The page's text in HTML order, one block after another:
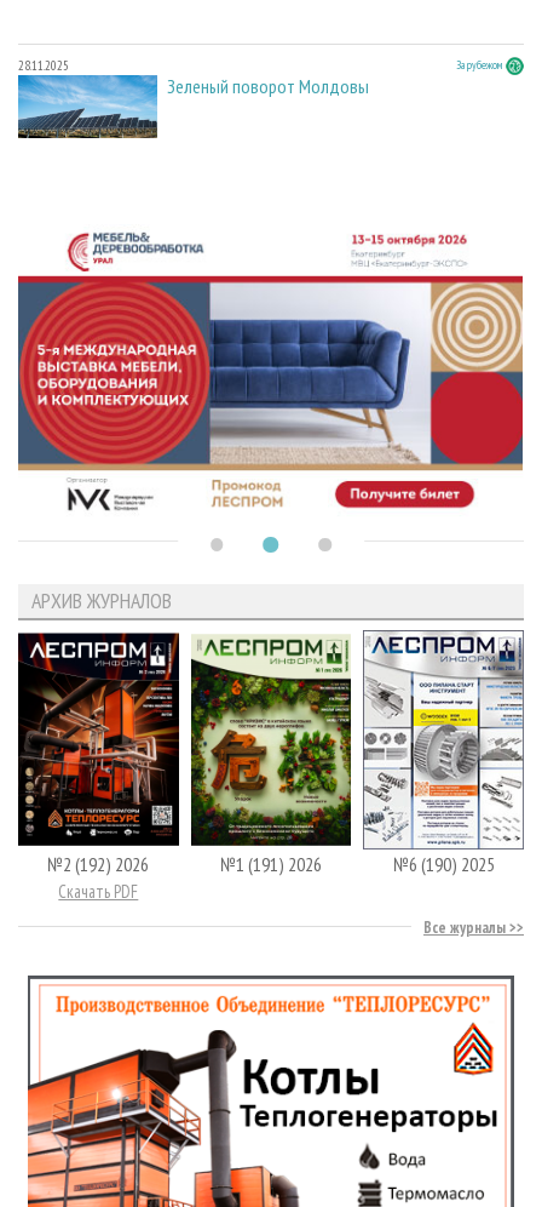
28.11.2025 За рубежом
Зеленый поворот Молдовы
АРХИВ ЖУРНАЛОВ
№2 (192) 2026
Скачать PDF
№1 (191) 2026 №6 (190) 2025
Все журналы